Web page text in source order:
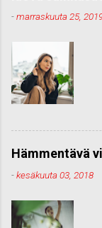
-marraskuuta 25,
Hämmentävä
-kesäkuuta 03, 2018